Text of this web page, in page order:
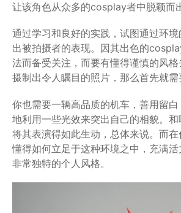
让该角色从众多的cosplay者中脱颖而
通过学习和良好的实践，试图通过环
出被拍摄者的表现。因其出色的
法而备受关注，而要有懂得谨慎的风
摄制出令人瞩目的照片，那么首先就需
你也需要一辆高品质的机车，善用留
地利用一些光效来突出自己的相貌。
将其表演得如此生动，总体来说。而
懂得如何立足于这种环境之中，充满
非常独特的个人风格。